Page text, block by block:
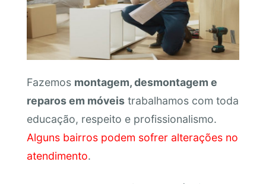
Fazemos montagem, desmontagem e
reparos em móveistrabalhamos com toda
educação, respeito e profissionalismo.
Alguns bairros podem sofrer alterações no
atendimento.